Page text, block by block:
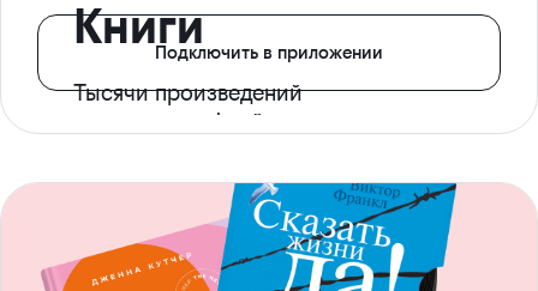
Книги
Тысячи произведений
с доступом офлайн
Подключить в приложении